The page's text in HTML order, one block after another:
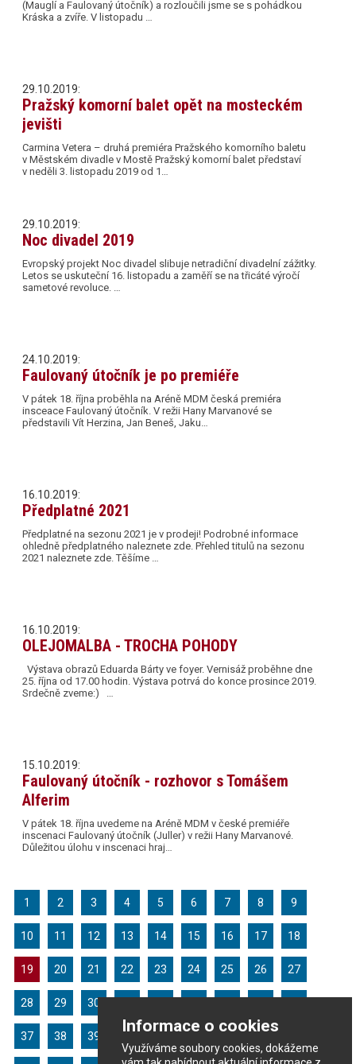
Informace o cookies
Využíváme soubory cookies, dokážeme
(Mauglí a Faulovaný útočník) a rozloučili jsme se s pohádkou
Kráska a zvíře. V listopadu …
29.10.2019:
Pražský komorní balet opět na mosteckém
jevišti
Carmina Vetera – druhá premiéra Pražského komorního baletu
v Městském divadle v Mostě Pražský komorní balet představí
v neděli 3. listopadu 2019 od 1…
29.10.2019:
Noc divadel 2019
Evropský projekt Noc divadel slibuje netradiční divadelní zážitky.
Letos se uskuteční 16. listopadu a zaměří se na třicáté výročí
sametové revoluce. …
24.10.2019:
Faulovaný útočník je po premiéře
V pátek 18. října proběhla na Aréně MDM česká premiéra
insceace Faulovaný útočník. V režii Hany Marvanové se
představili Vít Herzina, Jan Beneš, Jaku…
16.10.2019:
Předplatné 2021
Předplatné na sezonu 2021 je v prodeji! Podrobné informace
ohledně předplatného naleznete zde. Přehled titulů na sezonu
2021 naleznete zde. Těšíme …
16.10.2019:
OLEJOMALBA - TROCHA POHODY
Výstava obrazů Eduarda Bárty ve foyer. Vernisáž proběhne dne
25. října od 17.00 hodin. Výstava potrvá do konce prosince 2019.
Srdečně zveme:) …
15.10.2019:
Faulovaný útočník - rozhovor s Tomášem
Alferim
V pátek 18. října uvedeme na Aréně MDM v české premiéře
inscenaci Faulovaný útočník (Juller) v režii Hany Marvanové.
Důležitou úlohu v inscenaci hraj…
1 2 3 4 5 6 7 8 9
10 11 12 13 14 15 16 17 18
19 20 21 22 23 24 25 26 27
28 29 30
37 38 39